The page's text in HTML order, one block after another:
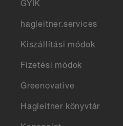
GYIK
hagleitner.services
Kiszállítási módok
Fizetési módok
Greenovative
Hagleitner könyvtár